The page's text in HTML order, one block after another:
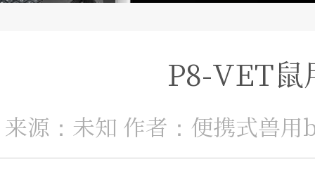
P8-VET鼠
来源：未知 作者：便携式兽用